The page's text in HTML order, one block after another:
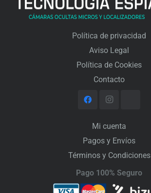
Política de privacidad
Aviso Legal
Política de Cookies
Contacto
Mi cuenta
Pagos y Envíos
Términos y Condiciones
Pago 100% Seguro